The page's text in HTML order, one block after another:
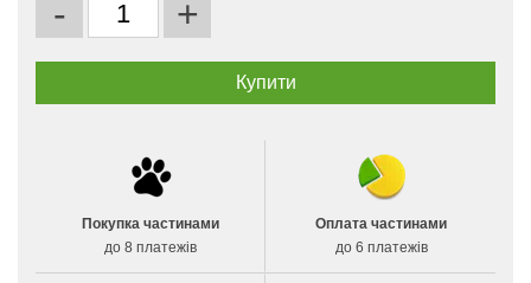
- +
Покупка частинами
до 8 платежів
Оплата частинами
до 6 платежів